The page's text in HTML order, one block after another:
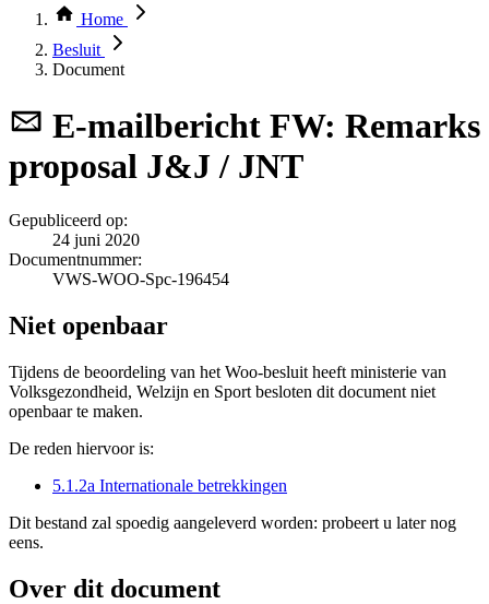
Thema COVID-19
Bekijk per bestuursorgaan
Home
Besluit
Document
E-mailbericht FW: Remarks
proposal J&J / JNT
Gepubliceerd op:
24 juni 2020
Documentnummer:
VWS-WOO-Spc-196454
Niet openbaar
Tijdens de beoordeling van het Woo-besluit heeft ministerie van
Volksgezondheid, Welzijn en Sport besloten dit document niet
openbaar te maken.
De reden hiervoor is:
5.1.2a Internationale betrekkingen
Dit bestand zal spoedig aangeleverd worden: probeert u later nog
eens.
Over dit document